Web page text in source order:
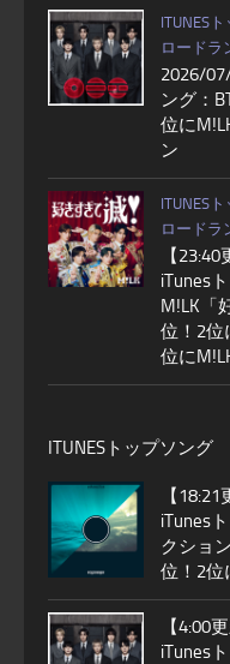
ITUNES
ロードラ
2026/
ング：
位に
ン
ITUNES
ロードラ
【
iTunes
M!LK「
位！2位
位に
ITUNESトップソング
【
iTunes
クショ
位！2位
【4:00
iTunes